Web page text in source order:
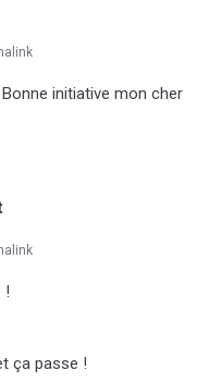
initiative mon cher
!
ça passe !